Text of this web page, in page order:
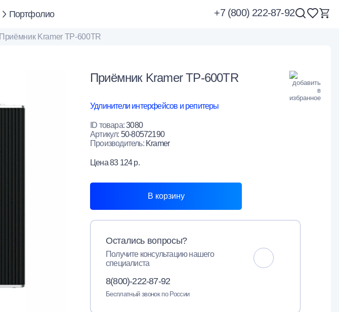
Портфолио +7 (800) 222-87-92
Приёмник Kramer TP-600TR
Приёмник Kramer TP-600TR
Удлинители интерфейсов и репитеры
ID товара:3080
Артикул: 50-80572190
Производитель: Kramer
Цена83 124 р.
В корзину
Остались вопросы?
Получите консультацию нашего
специалиста
8(800)-222-87-92
Бесплатный звонок по России